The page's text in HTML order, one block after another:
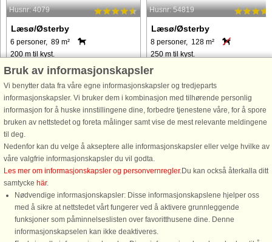
Husnr: 4079
Læsø/Østerby
6 personer, 89 m²
200 m til kyst.
Sommerhus med en særdeles unik og
skøn beliggenhed med udsigt til havet
og den flotte lynggrund. Sommerhuset
har en moderne, lys og hyggelig
indretning. I stueplan er der en lille
entre, veludstyret åbent ...
fra 4.191 NOK
Husnr: 54819
Læsø/Østerby
8 personer, 128 m²
250 m til kyst.
Velkommen til Læsø, Østerby, hvor
finder dette kvalitetssommerhus fra
2023. Et hus, hvor ejeren har været
involveret hele vejen fra de første
tegninger til det færdige resultat. Der
fra 9.661 NOK
Bruk av informasjonskapsler
Vi benytter data fra våre egne informasjonskapsler og tredjeparts
informasjonskapsler. Vi bruker dem i kombinasjon med tilhørende personlig
informasjon for å huske innstillingene dine, forbedre tjenestene våre, for å spore
bruken av nettstedet og foreta målinger samt vise de mest relevante meldingene
til deg.
Nedenfor kan du velge å akseptere alle informasjonskapsler eller velge hvilke av
våre valgfrie informasjonskapsler du vil godta.
Les mer om informasjonskapsler og personvernregler.Du kan också återkalla ditt
samtycke här.
Nødvendige informasjonskapsler: Disse informasjonskapslene hjelper oss
med å sikre at nettstedet vårt fungerer ved å aktivere grunnleggende
funksjoner som påminnelseslisten over favoritthusene dine. Denne
informasjonskapselen kan ikke deaktiveres.